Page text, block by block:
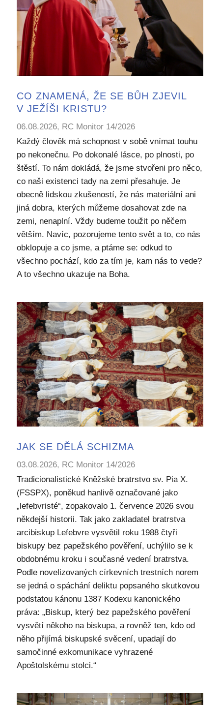
CO ZNAMENÁ, ŽE SE BŮH ZJEVIL
V JEŽÍŠI KRISTU?
06.08.2026, RC Monitor 14/2026
Každý člověk má schopnost v sobě vnímat touhu
po nekonečnu. Po dokonalé lásce, po plnosti, po
štěstí. To nám dokládá, že jsme stvořeni pro něco,
co naši existenci tady na zemi přesahuje. Je
obecně lidskou zkušeností, že nás materiální ani
jiná dobra, kterých můžeme dosahovat zde na
zemi, nenaplní. Vždy budeme toužit po něčem
větším. Navíc, pozorujeme tento svět a to, co nás
obklopuje a co jsme, a ptáme se: odkud to
všechno pochází, kdo za tím je, kam nás to vede?
A to všechno ukazuje na Boha.
JAK SE DĚLÁ SCHIZMA
03.08.2026, RC Monitor 14/2026
Tradicionalistické Kněžské bratrstvo sv. Pia X.
(FSSPX), poněkud hanlivě označované jako
„lefebvristé“, zopakovalo 1. července 2026 svou
někdejší historii. Tak jako zakladatel bratrstva
arcibiskup Lefebvre vysvětil roku 1988 čtyři
biskupy bez papežského pověření, uchýlilo se k
obdobnému kroku i současné vedení bratrstva.
Podle novelizovaných církevních trestních norem
se jedná o spáchání deliktu popsaného skutkovou
podstatou kánonu 1387 Kodexu kanonického
práva: „Biskup, který bez papežského pověření
vysvětí někoho na biskupa, a rovněž ten, kdo od
něho přijímá biskupské svěcení, upadají do
samočinné exkomunikace vyhrazené
Apoštolskému stolci.“